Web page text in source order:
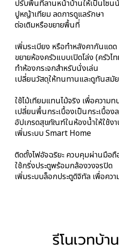
ปรับพื้นที่ลานหน้าบ้านให้เป็นโซ
ปูหญ้าเทียม ลดการดูแลรักษา
ต่อเติมหรือขยายพื้นที่
เพิ่มระเบียง หรือทำหลังคากันแดด
ขยายห้องครัวแบบเปิดโล่ง (ครัวไ
ทำห้องกระจกสำหรับนั่งเล่น
เปลี่ยนวัสดุให้ทนทานและดูทันสมัย
ใช้ไม้เทียมแทนไม้จริง เพื่อความ
เปลี่ยนพื้นกระเบื้องเป็นกระเบื้อง
อัปเกรดสุขภัณฑ์ในห้องน้ำให้ใช้ง
เพิ่มระบบ Smart Home
ติดตั้งไฟอัจฉริยะ ควบคุมผ่านมือถื
ใช้กริ่งประตูพร้อมกล้องวงจรปิด
เพิ่มระบบล็อกประตูดิจิทัล เพื่อคว
รีโนเวทบ้า